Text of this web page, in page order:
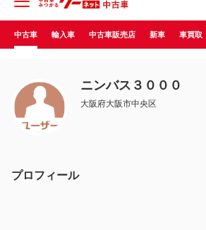
中古車 輸入車 中古車販売店 新車 車買取
ニンバス３０００
大阪府大阪市中央区
プロフィール